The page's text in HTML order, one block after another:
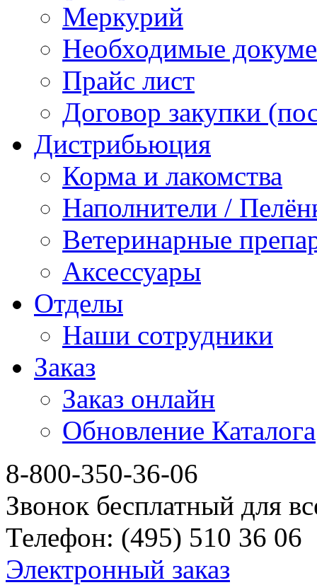
Меркурий
Необходимые
Прайс лист
Договор закупки
Дистрибьюция
Корма и лакомства
Наполнители /
Ветеринарные
Аксессуары
Отделы
Наши сотрудники
Заказ
Заказ онлайн
Обновление Каталога
8-800-350-36-06
Звонок бесплатный для
Телефон: (495) 510 36 06
Электронный заказ